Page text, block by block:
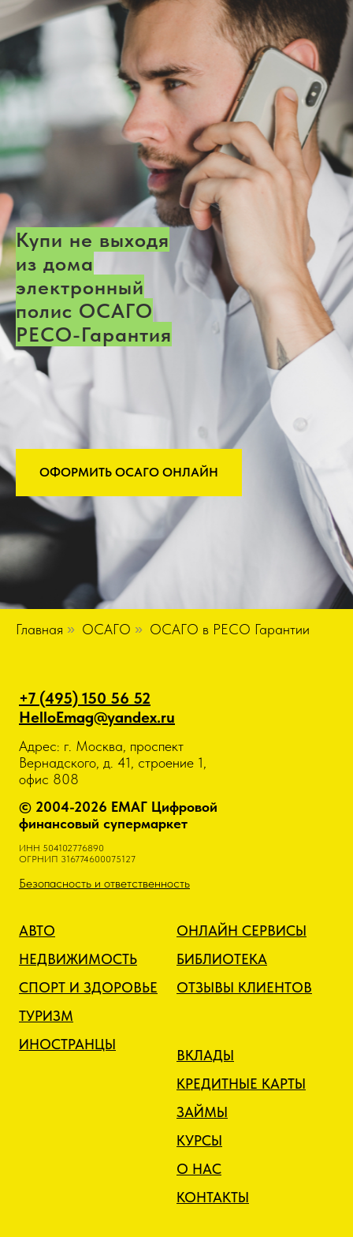
Купи не выходя
из дома
электронный
полис ОСАГО
РЕСО-Гарантия
ОФОРМИТЬ ОСАГО ОНЛАЙН
Главная » ОСАГО » ОСАГО в РЕСО Гарантии
+7 (495) 150 56 52
HelloEmag@yandex.ru
Адрес: г. Москва, проспект
Вернадского, д. 41, строение 1,
офис 808
© 2004-2026 ЕМАГ Цифровой
финансовый супермаркет
ИНН 504102776890
ОГРНИП 316774600075127
Безопасность и ответственность
АВТО
НЕДВИЖИМОСТЬ
СПОРТ И ЗДОРОВЬЕ
ТУРИЗМ
ИНОСТРАНЦЫ
ОНЛАЙН СЕРВИСЫ
БИБЛИОТЕКА
ОТЗЫВЫ КЛИЕНТОВ
ВКЛАДЫ
КРЕДИТНЫЕ КАРТЫ
ЗАЙМЫ
КУРСЫ
О НАС
КОНТАКТЫ